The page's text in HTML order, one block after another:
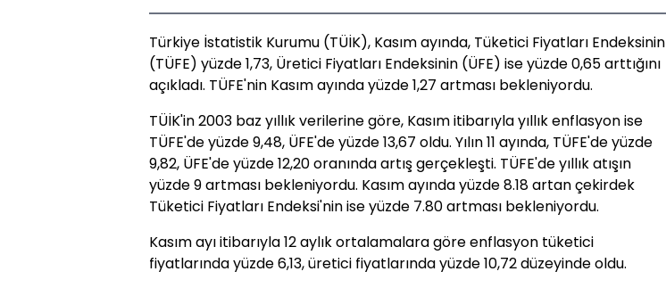
Türkiye İstatistik Kurumu (TÜİK), Kasım ayında, Tüketici Fiyatları Endeksinin
(TÜFE) yüzde 1,73, Üretici Fiyatları Endeksinin (ÜFE) ise yüzde 0,65 arttığını
açıkladı. TÜFE'nin Kasım ayında yüzde 1,27 artması bekleniyordu.
TÜİK'in 2003 baz yıllık verilerine göre, Kasım itibarıyla yıllık enflasyon ise
TÜFE'de yüzde 9,48, ÜFE'de yüzde 13,67 oldu. Yılın 11 ayında, TÜFE'de yüzde
9,82, ÜFE'de yüzde 12,20 oranında artış gerçekleşti. TÜFE'de yıllık atışın
yüzde 9 artması bekleniyordu. Kasım ayında yüzde 8.18 artan çekirdek
Tüketici Fiyatları Endeksi'nin ise yüzde 7.80 artması bekleniyordu.
Kasım ayı itibarıyla 12 aylık ortalamalara göre enflasyon tüketici
fiyatlarında yüzde 6,13, üretici fiyatlarında yüzde 10,72 düzeyinde oldu.